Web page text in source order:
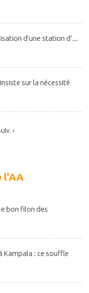
d’une station d’...
sur la nécessité
›
l'AA
bon filon des
Kampala : ce souffle